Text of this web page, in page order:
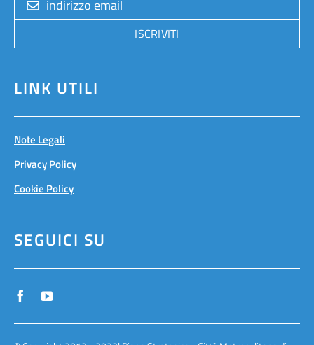
ISCRIVITI
LINK UTILI
Note Legali
Privacy Policy
Cookie Policy
SEGUICI SU